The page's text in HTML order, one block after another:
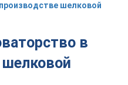
шелковой
в